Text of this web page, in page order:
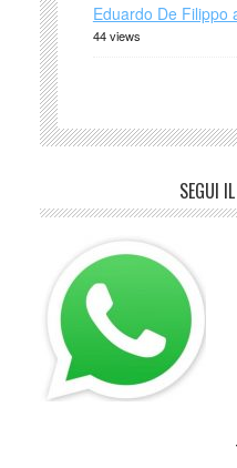
Eduardo De Filippo
44 views
SEGUI